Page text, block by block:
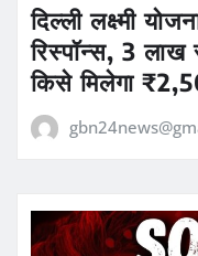
दिल्ली लक्ष्मी
रिस्पॉन्स, 3 लाख
किसे मिलेगा